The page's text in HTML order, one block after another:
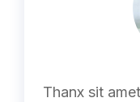
Thanx sit